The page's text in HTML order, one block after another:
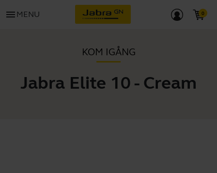
menu MENU
KOM IGÅNG
Jabra Elite 10 - Cream